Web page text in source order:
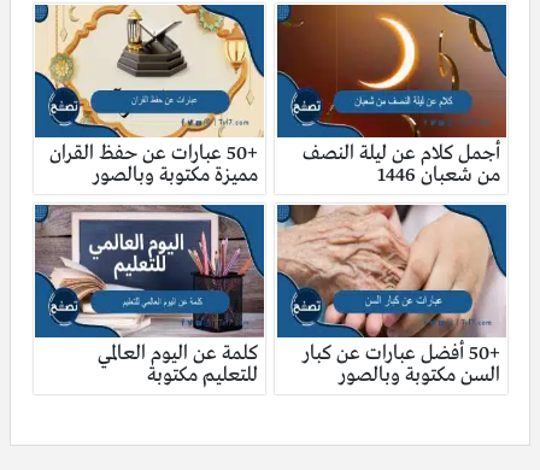
أجمل كلام عن ليلة النصف
من شعبان 1446
+50 عبارات عن حفظ القران
مميزة مكتوبة وبالصور
+50 أفضل عبارات عن كبار
السن مكتوبة وبالصور
كلمة عن اليوم العالمي
للتعليم مكتوبة